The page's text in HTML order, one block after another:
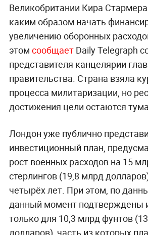
Великобритании Кира
каким образом начать
увеличению оборонных
этом сообщаетDaily Telegraph
представителя канцелярии
правительства. Страна взяла
процесса милитаризации, но
достижения цели остаются
Лондон уже публично
инвестиционный план,
рост военных расходов на 15
стерлингов (19,8 млрд
четырёх лет. При этом, по
данный момент подтверждены
только для 10,3 млрд фунтов
долларов), часть из которых